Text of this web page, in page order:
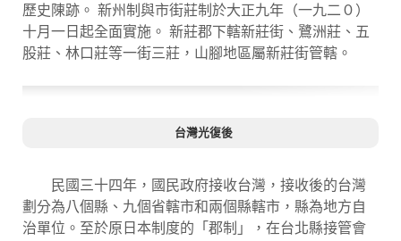
歷史陳跡。 新州制與市街莊制於大正九年（一九二０）
十月一日起全面實施。 新莊郡下轄新莊街、鷺洲莊、五
股莊、林口莊等一街三莊，山腳地區屬新莊街管轄。
台灣光復後
民國三十四年，國民政府接收台灣，接收後的台灣
劃分為八個縣、九個省轄市和兩個縣轄市，縣為地方自
治單位。至於原日本制度的「郡制」，在台北縣接管會